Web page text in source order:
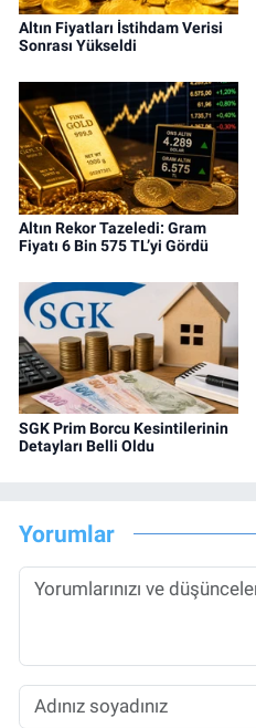
Altın Fiyatları İstihdam Verisi
Sonrası Yükseldi
Altın Rekor Tazeledi: Gram
Fiyatı 6 Bin 575 TL’yi Gördü
SGK Prim Borcu Kesintilerinin
Detayları Belli Oldu
Yorumlar